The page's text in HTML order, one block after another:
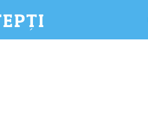
Deștepți.ro